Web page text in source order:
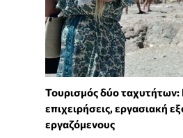
Τουρισμός δύο ταχυτήτων:
επιχειρήσεις, εργασιακή
εργαζόμενους